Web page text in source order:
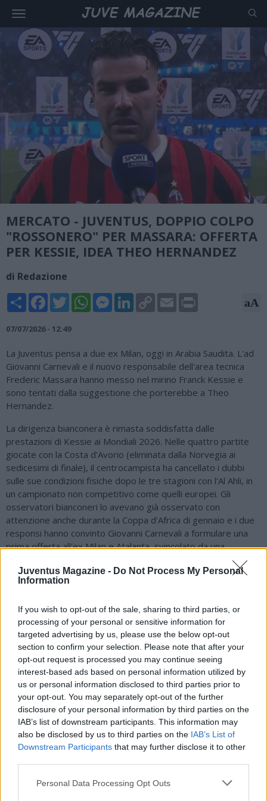
Juventus Magazine - Do Not Process My Personal
Information
If you wish to opt-out of the sale, sharing to third parties, or
processing of your personal or sensitive information for
targeted advertising by us, please use the below opt-out
section to confirm your selection. Please note that after your
opt-out request is processed you may continue seeing
interest-based ads based on personal information utilized by
us or personal information disclosed to third parties prior to
your opt-out. You may separately opt-out of the further
disclosure of your personal information by third parties on the
IAB’s list of downstream participants. This information may
also be disclosed by us to third parties on the IAB’s List of
Downstream Participants that may further disclose it to other
Personal Data Processing Opt Outs
MERCATO - JUVENTUS, DOPPIO COLPO
"ROSSONERO" PER MASSARA: OFFERTA
PER KESSIE, IDEA THEO HERNANDEZ
di Redazione
Share FacebookTwitterWhatsAppMessengerLinkedInCopy
Link
Email aA
07/07/2026 - 12:49
La Juventus pensa a due ex Milan, oggi in Arabia Saudita. L'ad
Giovanni Carnevali e il nuovo responsabile dell'area tecnica
Frederic Massara hanno messo nel mirino Franck Kessie e
sono tentati dalla suggestione che porterebbe a Theo
Hernandez.
La dirigenza bianconera è rimasta soddisfatta dalle
prestazioni di Kessie ai Mondiali 2026. Nelle quattro partite
giocate con la Costa d'Avorio (eliminata dalla Norvegia ai
sedicesimi di finale), il centrocampista ha cancellato i dubbi
sulle sue condizioni fisiche dopo le tre stagioni con l'Al Ahli, in
un campionato non competitivo come quelli europei. Gli
osservatori bianconeri lo avevano già osservato con
attenzione anche durante la Coppa d'Africa di gennaio e i due
responsi hanno convinto Giovanni Carnevali a formulare una
prima offerta all'ex Milan e Atalanta, svincolato da una
settimana: ingaggio da 5 milioni di euro netti a stagione. Lo
scrive La Stampa.
tre anni a 14 milioni di stipendio sa che dovrà ridurselo ma non
fino ad arrivare a quasi un terzo: l'obiettivo sarebbe
guadagnare 8 milioni l'anno. Cifra che, comunque, in Serie A
nessuno sarebbe disposto a corrispondergli, neppure
Atalanta, Roma e Napoli che restano vigili sul giocatore.
L'alternativa in mediana porta a Goretzka, pure lui svincolato,
anche se prima la Juve vorrebbe liberare qualche casella nel
reparto: almeno un paio di quelle occupate da Arthur, Douglas
Luiz, Koopmeiners e Miretti.
Altra pista dall'Arabia Saudita è quella legata a Theo
Hernandez, al momento tesserato per l'Al Hilal di Simone
Inzaghi. Dopo il Mondiale, il francese potrebbe prendere in
soprattutto per il nuovo dirigente bianconero Frederic